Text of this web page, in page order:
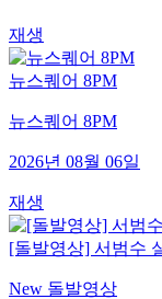
재생
뉴스퀘어 8PM
뉴스퀘어 8PM
2026년 08월 06일
재생
[돌발영상] 서범수
New 돌발영상